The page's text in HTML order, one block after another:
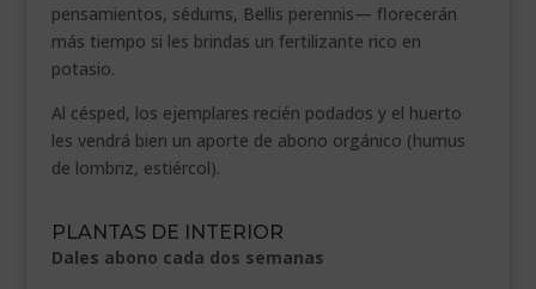
pensamientos, sédums, Bellis perennis— florecerán
más tiempo si les brindas un fertilizante rico en
potasio.
Al césped, los ejemplares recién podados y el huerto
les vendrá bien un aporte de abono orgánico (humus
de lombriz, estiércol).
PLANTAS DE INTERIOR
Dales abono cada dos semanas